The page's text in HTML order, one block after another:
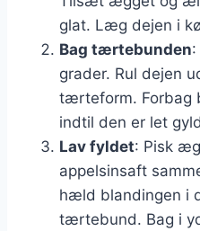
glat. Læg dejen i
Bag tærtebunden
grader. Rul dejen
tærteform. Forbag
indtil den er let
Lav fyldet: Pisk
appelsinsaft
hæld blandingen i
tærtebund. Bag i